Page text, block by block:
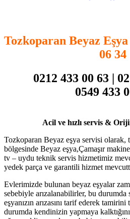
Tozkoparan Beyaz
06 34
0212 433 00 63 |
0549 433
Acil ve hızlı servis &
Tozkoparan Beyaz eşya servisi olarak,
bölgesinde Beyaz eşya,Çamaşır
tv – uydu teknik servis hizmetimiz
yedek parça ve garantili hizmet
Evlerimizde bulunan beyaz eşyalar
sebebiyle arızalanabilirler, bu
eşyanızın arızasını tarif ederek
durumda kendinizin yapmaya